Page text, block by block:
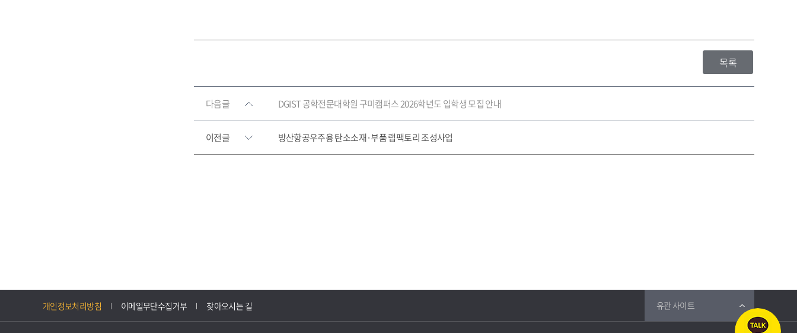
목록
다음글 DGIST 공학전문대학원 구미캠퍼스 2026학년도 입학생 모집 안내
이전글 방산항공우주용 탄소소재·부품 랩팩토리 조성사업
개인정보처리방침 이메일무단수집거부 찾아오시는 길 유관 사이트